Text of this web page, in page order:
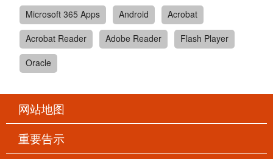
Microsoft 365 Apps
Android
Acrobat
Acrobat Reader
Adobe Reader
Flash Player
Oracle
网站地图
重要告示